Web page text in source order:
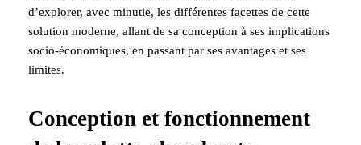
d’explorer, avec minutie, les différentes facettes de cette
solution moderne, allant de sa conception à ses implications
socio-économiques, en passant par ses avantages et ses
limites.
Conception et fonctionnement